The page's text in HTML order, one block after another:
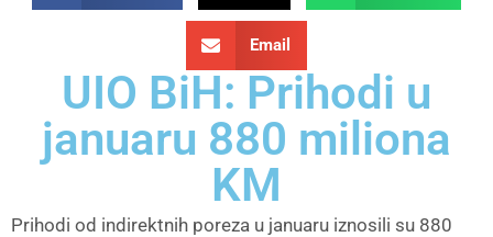
Email
UIO BiH: Prihodi u
januaru 880 miliona
KM
Prihodi od indirektnih poreza u januaru iznosili su 880